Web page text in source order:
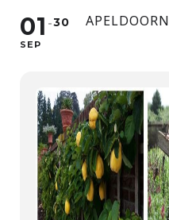
01
SEP
30 APELDOORN